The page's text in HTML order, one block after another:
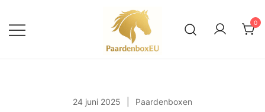
naar
de
0
24 juni 2025 Paardenboxen